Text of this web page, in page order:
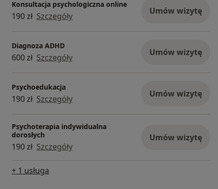
Konsultacja psychologiczna online
190 zł Szczegóły Umów wizytę
Diagnoza ADHD
600 zł Szczegóły Umów wizytę
Psychoedukacja
190 zł Szczegóły Umów wizytę
Psychoterapia indywidualna
dorosłych
190 zł Szczegóły
Umów wizytę
+ 1 usługa